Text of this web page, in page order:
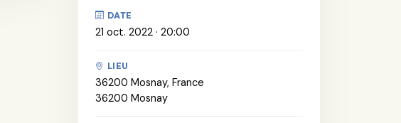
DATE
21 oct. 2022 · 20:00
LIEU
36200 Mosnay, France
36200 Mosnay